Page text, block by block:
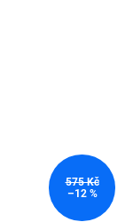
575 Kč
–12 %